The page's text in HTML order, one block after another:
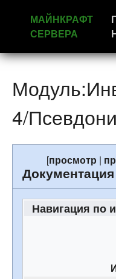
МАЙНКРАФТ
СЕРВЕРА
4/
[просмотр |
Документация
Навигация по